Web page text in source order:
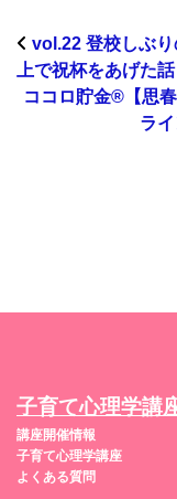
vol.22 登校しぶ
上で祝杯をあげた話
ココロ貯金®︎【思
ラ
子育て心理学講
講座開催情報
子育て心理学講座
よくある質問